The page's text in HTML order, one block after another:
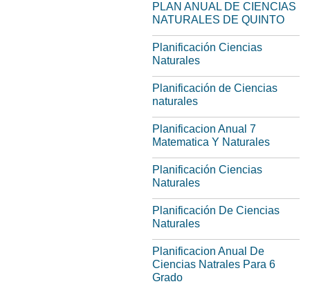
PLAN ANUAL DE CIENCIAS
NATURALES DE QUINTO
Planificación Ciencias
Naturales
Planificación de Ciencias
naturales
Planificacion Anual 7
Matematica Y Naturales
Planificación Ciencias
Naturales
Planificación De Ciencias
Naturales
Planificacion Anual De
Ciencias Natrales Para 6
Grado